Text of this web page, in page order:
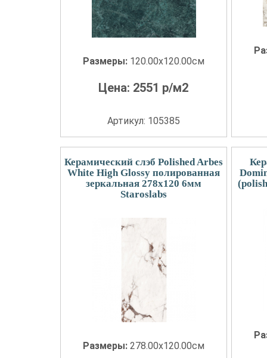
Размеры: 120.00x120.00см
Цена: 2551 р/м2
Артикул: 105385
Керамический слэб Polished Arbes
White High Glossy полированная
зеркальная 278x120 6мм
Staroslabs
Размеры: 278.00x120.00см